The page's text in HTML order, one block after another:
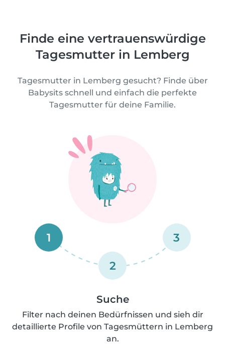
Finde eine vertrauenswürdige
Tagesmutter in Lemberg
Tagesmutter in Lemberg gesucht? Finde über
Babysits schnell und einfach die perfekte
Tagesmutter für deine Familie.
1
2
3
Suche
Filter nach deinen Bedürfnissen und sieh dir
detaillierte Profile von Tagesmüttern in Lemberg
an.